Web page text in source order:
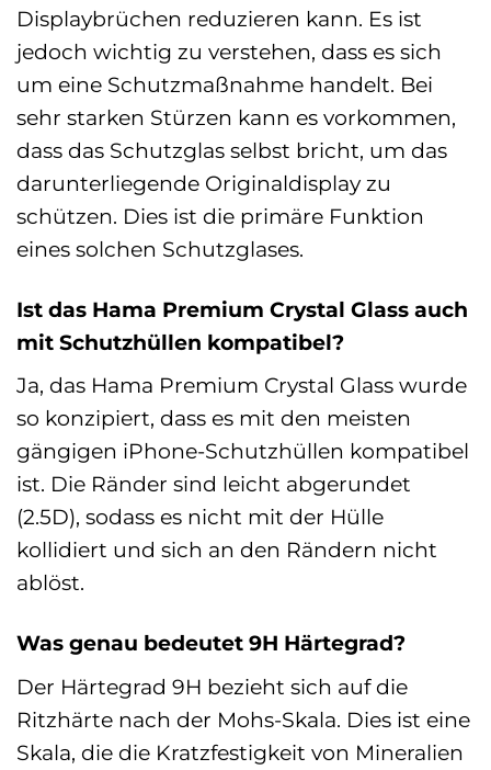
Displaybrüchen reduzieren kann. Es ist
jedoch wichtig zu verstehen, dass es sich
um eine Schutzmaßnahme handelt. Bei
sehr starken Stürzen kann es vorkommen,
dass das Schutzglas selbst bricht, um das
darunterliegende Originaldisplay zu
schützen. Dies ist die primäre Funktion
eines solchen Schutzglases.
Ist das Hama Premium Crystal Glass auch
mit Schutzhüllen kompatibel?
Ja, das Hama Premium Crystal Glass wurde
so konzipiert, dass es mit den meisten
gängigen iPhone-Schutzhüllen kompatibel
ist. Die Ränder sind leicht abgerundet
(2.5D), sodass es nicht mit der Hülle
kollidiert und sich an den Rändern nicht
ablöst.
Was genau bedeutet 9H Härtegrad?
Der Härtegrad 9H bezieht sich auf die
Ritzhärte nach der Mohs-Skala. Dies ist eine
Skala, die die Kratzfestigkeit von Mineralien